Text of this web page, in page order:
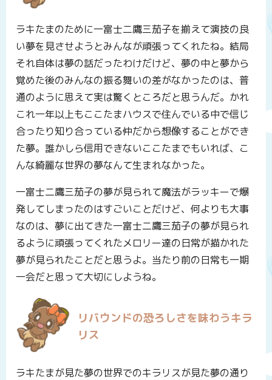
ラキたまのために一富士二鷹三茄子を揃えて演技の良
い夢を見させようとみんなが頑張ってくれたね。結局
それ自体は夢の話だったわけだけど、夢の中と夢から
覚めた後のみんなの振る舞いの差がなかったのは、普
通のように思えて実は驚くところだと思うんだ。かれ
これ一年以上もここたまハウスで住んでいる中で信じ
合ったり知り合っている仲だから想像することができ
た夢。誰かしら信用できないここたまでもいれば、こ
んな綺麗な世界の夢なんて生まれなかった。
一富士二鷹三茄子の夢が見られて魔法がラッキーで爆
発してしまったのはすごいことだけど、何よりも大事
なのは、夢に出てきた一富士二鷹三茄子の夢が見られ
るように頑張ってくれたメロリー達の日常が描かれた
夢が見られたことだと思うよ。当たり前の日常も一期
一会だと思って大切にしようね。
リバウンドの恐ろしさを味わうキラ
リス
ラキたまが見た夢の世界でのキラリスが見た夢の通り